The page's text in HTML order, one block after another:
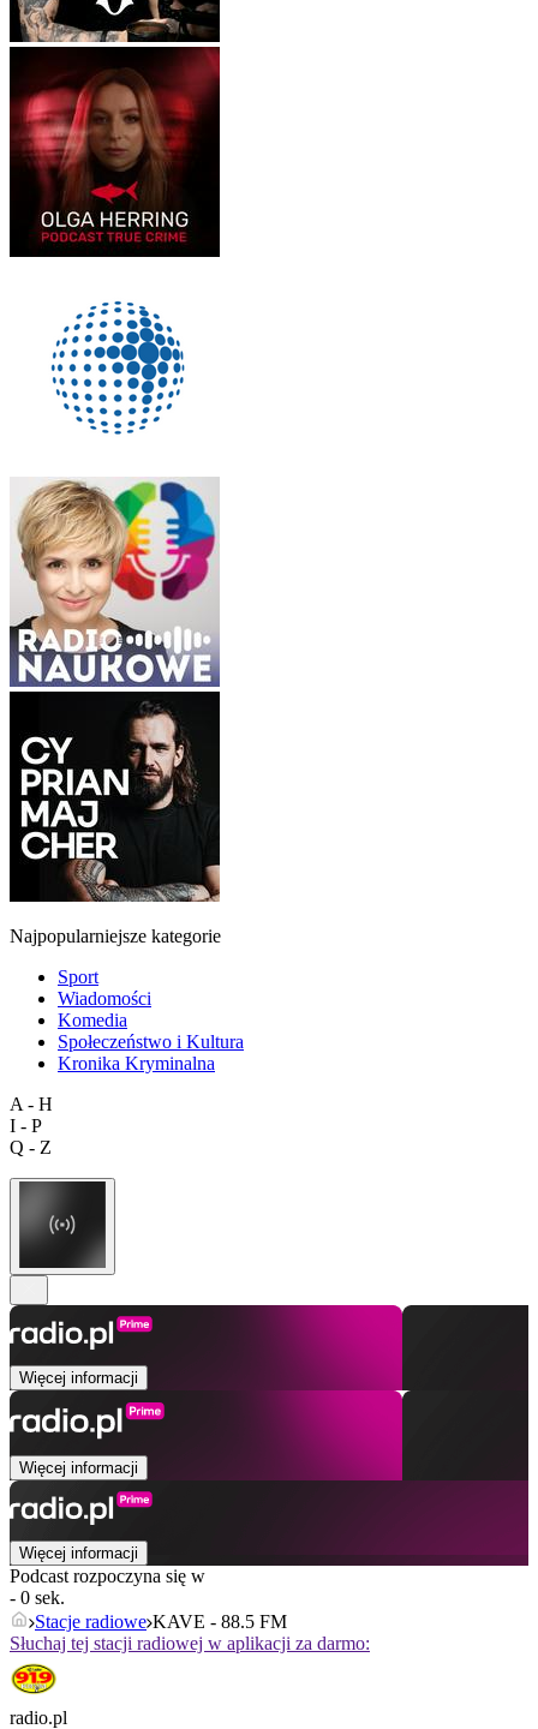
Najpopularniejsze kategorie
Sport
Wiadomości
Komedia
Społeczeństwo i Kultura
Kronika Kryminalna
A - H
I - P
Q - Z
Więcej informacji
Więcej informacji
Więcej informacji
Podcast rozpoczyna się w
- 0 sek.
Stacje radiowe KAVE - 88.5 FM
Słuchaj tej stacji radiowej w aplikacji za darmo:
radio.pl